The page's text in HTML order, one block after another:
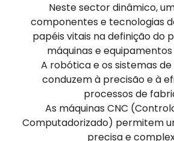
Neste sector dinâmico,
componentes e tecnologias
papéis vitais na definição do
máquinas e equipamentos
A robótica e os sistemas
conduzem à precisão e à
processos de
As máquinas CNC
Computadorizado) permitem
precisa e